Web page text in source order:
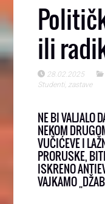
ili
28.02.2025
Studenti, zastave
NE BI VALJALO
NEKOM
VUČIĆEVE I
PRORUSKE,
ISKRENO
VAJKAMO